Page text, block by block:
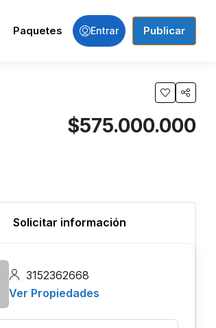
Paquetes Entrar Publicar
$575.000.000
Solicitar información
3152362668
Ver Propiedades